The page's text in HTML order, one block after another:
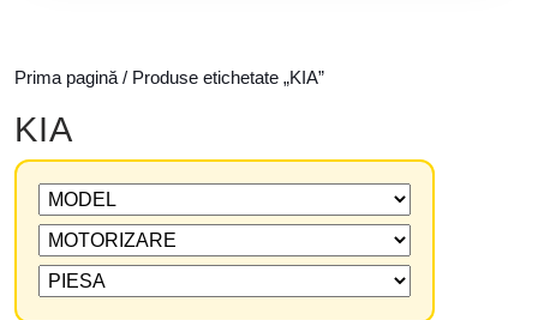
Prima pagină / Produse etichetate „KIA”
KIA